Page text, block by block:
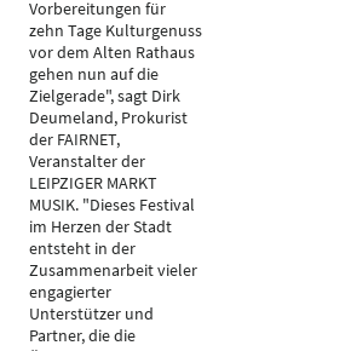
Vorbereitungen für
zehn Tage Kulturgenuss
vor dem Alten Rathaus
gehen nun auf die
Zielgerade", sagt Dirk
Deumeland, Prokurist
der FAIRNET,
Veranstalter der
LEIPZIGER MARKT
MUSIK. "Dieses Festival
im Herzen der Stadt
entsteht in der
Zusammenarbeit vieler
engagierter
Unterstützer und
Partner, die die